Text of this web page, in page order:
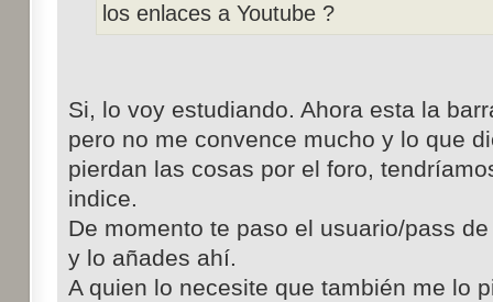
los enlaces a Youtube ?
Si, lo voy estudiando. Ahora esta la
pero no me convence mucho y lo que
pierdan las cosas por el foro,
indice.
De momento te paso el usuario/pass
y lo añades ahí.
A quien lo necesite que también me lo